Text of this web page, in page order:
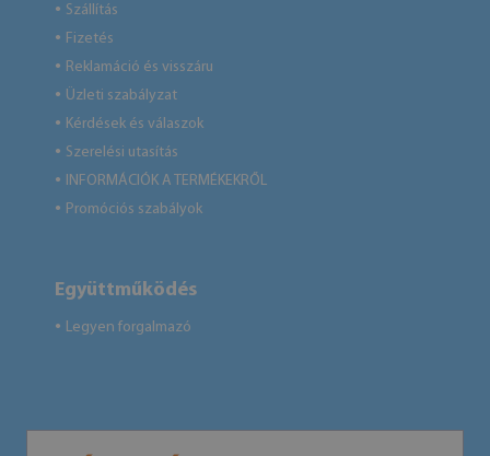
● Szállítás
● Fizetés
● Reklamáció és visszáru
● Üzleti szabályzat
● Kérdések és válaszok
● Szerelési utasítás
● INFORMÁCIÓK A TERMÉKEKRŐL
● Promóciós szabályok
Együttműködés
● Legyen forgalmazó